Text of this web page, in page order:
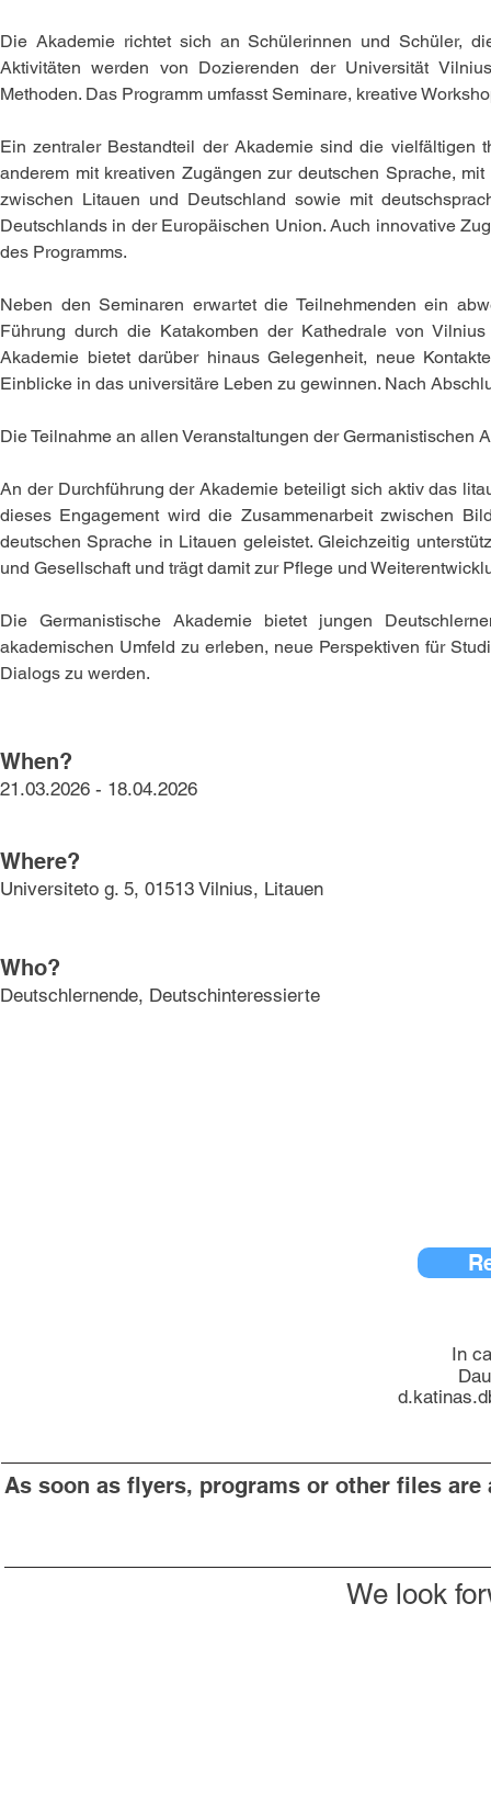
Die Akademie richtet sich an Schülerinnen und Schüler,
Aktivitäten werden von Dozierenden der Universität
Methoden. Das Programm umfasst Seminare, kreative
Ein zentraler Bestandteil der Akademie sind die vielfältigen
anderem mit kreativen Zugängen zur deutschen Sprache,
zwischen Litauen und Deutschland sowie mit
Deutschlands in der Europäischen Union. Auch innovative
des Programms.
Neben den Seminaren erwartet die Teilnehmenden ein
Führung durch die Katakomben der Kathedrale von
Akademie bietet darüber hinaus Gelegenheit, neue
Einblicke in das universitäre Leben zu gewinnen. Nach
Die Teilnahme an allen Veranstaltungen der Germanistischen
An der Durchführung der Akademie beteiligt sich aktiv das
dieses Engagement wird die Zusammenarbeit zwischen
deutschen Sprache in Litauen geleistet. Gleichzeitig
und Gesellschaft und trägt damit zur Pflege und
Die Germanistische Akademie bietet jungen
akademischen Umfeld zu erleben, neue Perspektiven für
Dialogs zu werden.
When?
21.03.2026 - 18.04.2026
Where?
Universiteto g. 5, 01513 Vilnius, Litauen
Who?
Deutschlernende, Deutschinteressierte
In
As soon as flyers, programs or other files
We look